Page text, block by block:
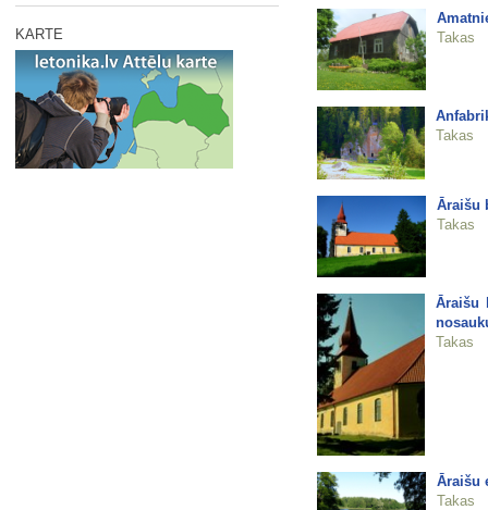
KARTE
Takas
Takas
Āraišu
Takas
Āraišu
Takas
Āraišu
Takas